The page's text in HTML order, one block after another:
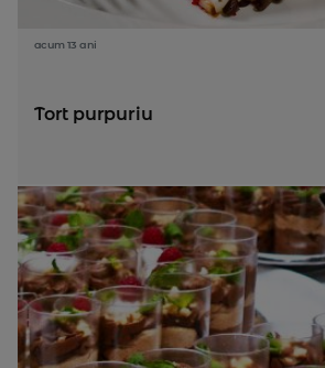
acum 13 ani
Tort purpuriu